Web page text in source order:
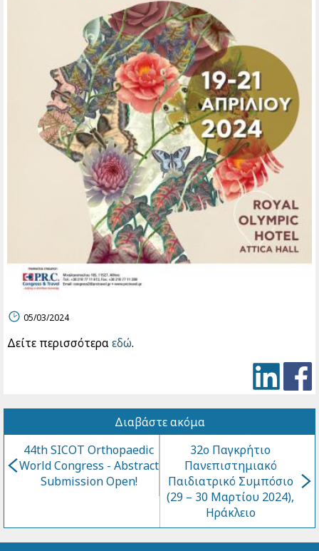
05/03/2024
Δείτε περισσότεραεδώ.
Διαβάστε ακόμα
44th SICOT Orthopaedic
World Congress - Abstract
Submission Open!
32ο Παγκρήτιο
Πανεπιστημιακό
Παιδιατρικό Συμπόσιο
(29 – 30 Μαρτίου 2024),
Ηράκλειο